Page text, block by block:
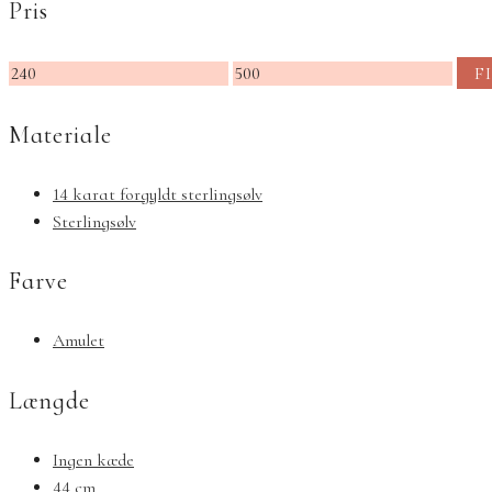
Pris
Mindste
Højeste
Materiale
14 karat forgyldt sterlingsølv
Sterlingsølv
Farve
Amulet
Længde
Ingen kæde
44 cm